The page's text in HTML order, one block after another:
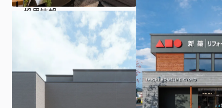
採用情報
オーナー様専用LINEアカウント
© 2026 ARCHI homelife